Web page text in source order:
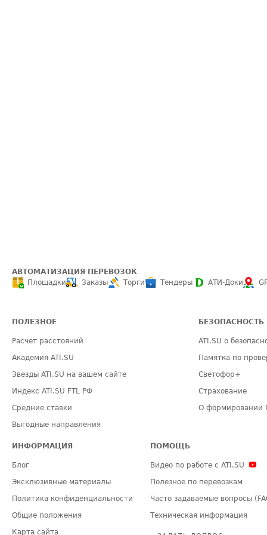
АВТОМАТИЗАЦИЯ ПЕРЕВОЗОК
Площадки
Заказы Торги Тендеры АТИ-Доки
ПОЛЕЗНОЕ
Расчет расстояний
Академия ATI.SU
Звезды ATI.SU на вашем сайте
Индекс ATI.SU FTL РФ
Средние ставки
Выгодные направления
БЕЗОПАСНОСТЬ
ATI.SU о
Памятка по
Светофор+
Страхование
О формировании
ИНФОРМАЦИЯ
Блог
Эксклюзивные материалы
Политика конфиденциальности
Общие положения
Карта сайта
ПОМОЩЬ
Видео по работе с ATI.SU
Полезное по перевозкам
Часто задаваемые вопросы
Техническая информация